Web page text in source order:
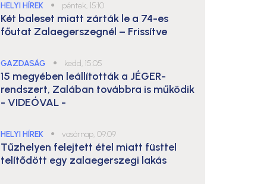
HELYI HÍREK ● péntek, 15:10
Két baleset miatt zárták le a 74-es
főutat Zalaegerszegnél – Frissítve
GAZDASÁG ● kedd, 15:05
15 megyében leállították a JÉGER-
rendszert, Zalában továbbra is működik
- VIDEÓVAL -
HELYI HÍREK ● vasárnap, 09:09
Tűzhelyen felejtett étel miatt füsttel
telítődött egy zalaegerszegi lakás